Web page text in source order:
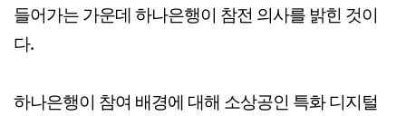
들어가는 가운데 하나은행이 참전 의사를 밝힌 것이
다.
하나은행이 참여 배경에 대해 소상공인 특화 디지털